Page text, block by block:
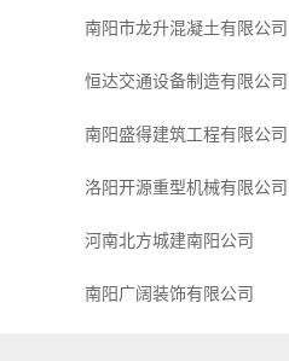
南阳市龙升混凝土有限公司
恒达交通设备制造有限公司
南阳盛得建筑工程有限公司
洛阳开源重型机械有限公司
河南北方城建南阳公司
南阳广阔装饰有限公司